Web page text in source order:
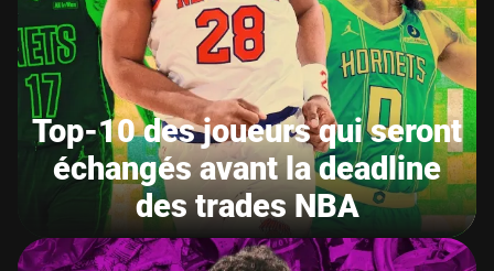
Top-10 des joueurs qui seront
échangés avant la deadline
des trades NBA